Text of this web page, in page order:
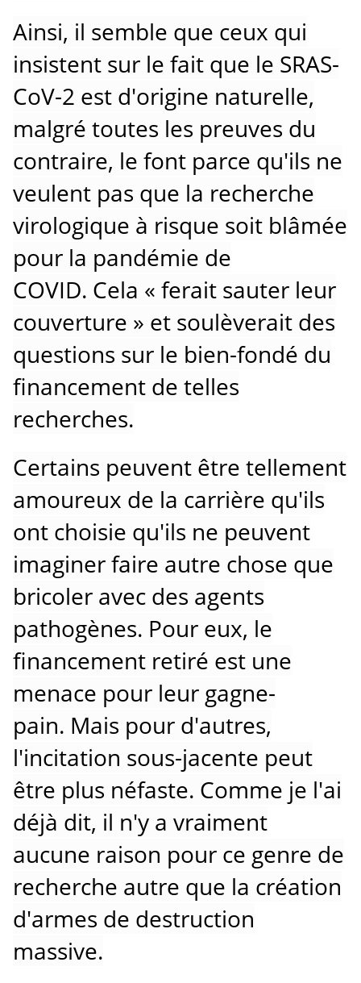
Ainsi, il semble que ceux qui
insistent sur le fait que le SRAS-
CoV-2 est d'origine naturelle,
malgré toutes les preuves du
contraire, le font parce qu'ils ne
veulent pas que la recherche
virologique à risque soit blâmée
pour la pandémie de
COVID. Cela « ferait sauter leur
couverture » et soulèverait des
questions sur le bien-fondé du
financement de telles
recherches.
Certains peuvent être tellement
amoureux de la carrière qu'ils
ont choisie qu'ils ne peuvent
imaginer faire autre chose que
bricoler avec des agents
pathogènes. Pour eux, le
financement retiré est une
menace pour leur gagne-
pain. Mais pour d'autres,
l'incitation sous-jacente peut
être plus néfaste. Comme je l'ai
déjà dit, il n'y a vraiment
aucune raison pour ce genre de
recherche autre que la création
d'armes de destruction
massive.